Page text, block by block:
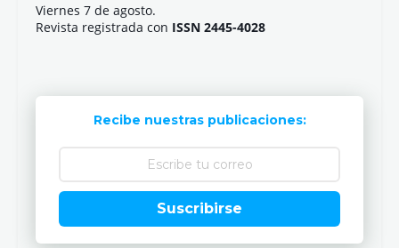
Viernes 7 de agosto.
Revista registrada con ISSN 2445-4028
Recibe nuestras publicaciones:
Suscribirse